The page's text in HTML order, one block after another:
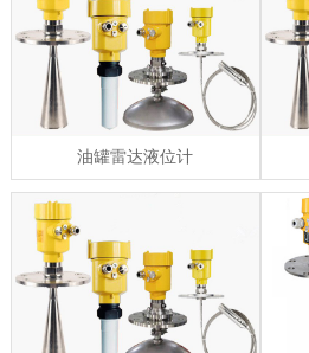
油罐雷达液位计